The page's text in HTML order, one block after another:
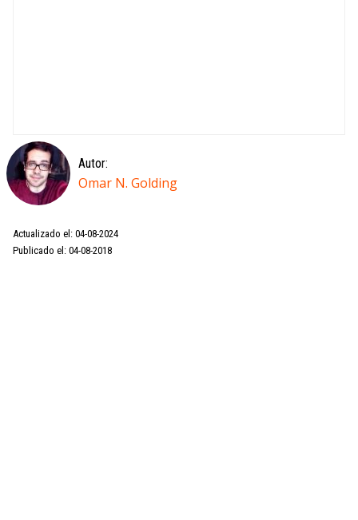
Autor:
Omar N. Golding
Actualizado el: 04-08-2024
Publicado el: 04-08-2018